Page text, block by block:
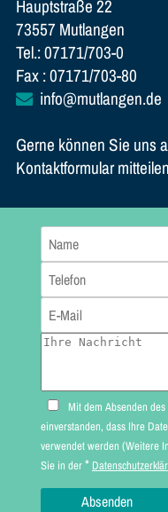
Hauptstraße 22
73557 Mutlangen
Tel.: 07171/703-0
Fax : 07171/703-80
info@mutlangen.de
Gerne können Sie uns
Kontaktformular
Mit dem Absenden
einverstanden, dass Ihre Daten zur Bearbeitung Ihres Anliegens
verwendet werden (Weitere Informationen und Widerrufshinweise finden
Sie in der*